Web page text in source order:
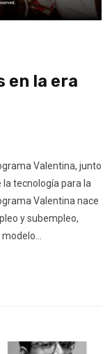
en la era
Valentina, junto
tecnología para la
Valentina nace
y subempleo,